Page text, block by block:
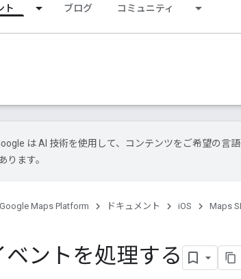
ト ブログ コミュニティ
は AI 技術を使用して、コンテンツをご希望の言
ります。
Google Maps Platform ドキュメント iOS
Maps
ベントを処理する